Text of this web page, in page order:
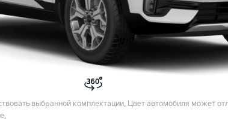
выбранной комплектации. Цвет автомобиля может